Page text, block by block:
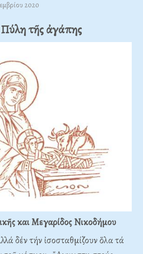
2020
τῆς ἀγάπης
και Μεγαρίδος Νικοδήμου
δέν τήν ἰσοσταθμίζουν ὅλα τά